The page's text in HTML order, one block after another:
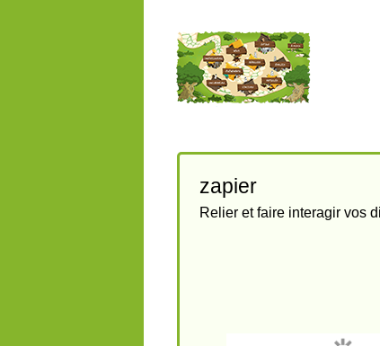
zapier
Relier et faire interagir vos